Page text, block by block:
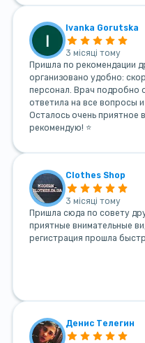
Ivanka Gorutska
3 місяці тому
Пришла по рекомендации
организовано удобно:
персонал. Врач подробно
ответила на все вопросы
Осталось очень приятное
рекомендую! ⭐
Clothes Shop
3 місяці тому
Пришла сюда по совету
приятные внимательные
регистрация прошла
Денис Телегин